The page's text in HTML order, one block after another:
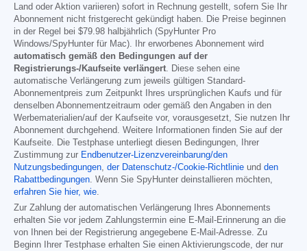
Land oder Aktion variieren) sofort in Rechnung gestellt, sofern Sie Ihr
Abonnement nicht fristgerecht gekündigt haben. Die Preise beginnen
in der Regel bei $79.98 halbjährlich (SpyHunter Pro
Windows/SpyHunter für Mac). Ihr erworbenes Abonnement wird
automatisch gemäß den Bedingungen auf der
Registrierungs-/Kaufseite verlängert . Diese sehen eine
automatische Verlängerung zum jeweils gültigen Standard-
Abonnementpreis zum Zeitpunkt Ihres ursprünglichen Kaufs und für
denselben Abonnementzeitraum oder gemäß den Angaben in den
Werbematerialien/auf der Kaufseite vor, vorausgesetzt, Sie nutzen Ihr
Abonnement durchgehend. Weitere Informationen finden Sie auf der
Kaufseite. Die Testphase unterliegt diesen Bedingungen, Ihrer
Zustimmung zur Endbenutzer-Lizenzvereinbarung/den
Nutzungsbedingungen der Datenschutz-/Cookie-Richtlinie und den
Rabattbedingungen . Wenn Sie SpyHunter deinstallieren möchten,
erfahren Sie hier, wie
Zur Zahlung der automatischen Verlängerung Ihres Abonnements
erhalten Sie vor jedem Zahlungstermin eine E-Mail-Erinnerung an die
von Ihnen bei der Registrierung angegebene E-Mail-Adresse. Zu
Beginn Ihrer Testphase erhalten Sie einen Aktivierungscode, der nur